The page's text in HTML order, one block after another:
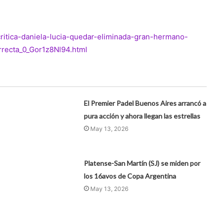
daniela-lucia-quedar-eliminada-gran-hermano-
El Premier Padel Buenos Aires arrancó a
pura acción y ahora llegan las estrellas
May 13, 2026
Platense-San Martín (SJ) se miden por
los 16avos de Copa Argentina
May 13, 2026